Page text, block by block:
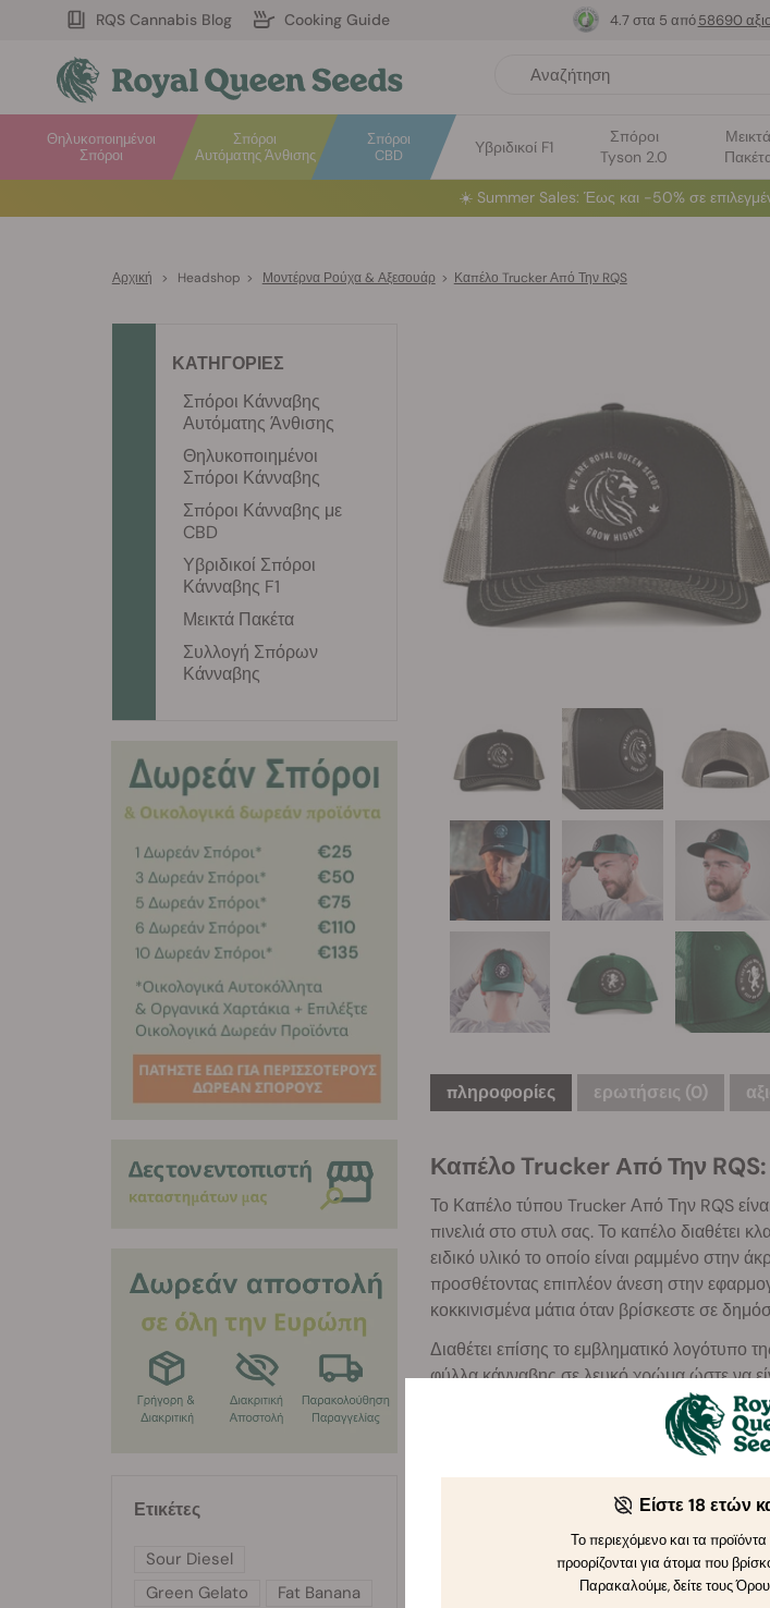
RQS Cannabis Blog Cooking Guide
Σπόροι
Αυτόματης Άνθισης
Θηλυκοποιημένοι
Σπόροι
Σπόροι
CBD
Υβριδικοί F1
Σπόροι
Tyson 2.0
Μεικτά
4.7 στα 5 από 58690
☀️ Summer Sales: Έως και -50% σε
Αρχική > Headshop > Μοντέρνα Ρούχα & Αξεσουάρ > Καπέλο Trucker Από Την RQS
πληροφορίες ερωτήσεις (0)
Καπέλο Trucker Από Την RQS:
Το Καπέλο τύπου Trucker Από Την RQS
πινελιά στο στυλ σας. Το καπέλο διαθέτει
ειδικό υλικό το οποίο είναι ραμμένο στην
προσθέτοντας επιπλέον άνεση στην
κοκκινισμένα μάτια όταν βρίσκεστε σε
Διαθέτει επίσης το εμβληματικό λογότυπο
φύλλα κάνναβης σε λευκό χρώμα ώστε να
διακριτικός σχεδιασμός του σας
Το Καπέλο Trucker της RQS διαθέτει
σε δύο χρώματα: Μαύρο/Ανθρακί και
ΚΑΤΗΓΟΡΙΕΣ
Σπόροι Κάνναβης
Αυτόματης Άνθισης
Θηλυκοποιημένοι
Σπόροι Κάνναβης
Σπόροι Κάνναβης με
CBD
Υβριδικοί Σπόροι
Κάνναβης F1
Μεικτά Πακέτα
Συλλογή Σπόρων
Κάνναβης
Ετικέτες
Sour Diesel
Green Gelato
Fat Banana
Είστε 18 ετών
Το περιεχόμενο και τα
προορίζονται για άτομα που
Παρακαλούμε, δείτε τους